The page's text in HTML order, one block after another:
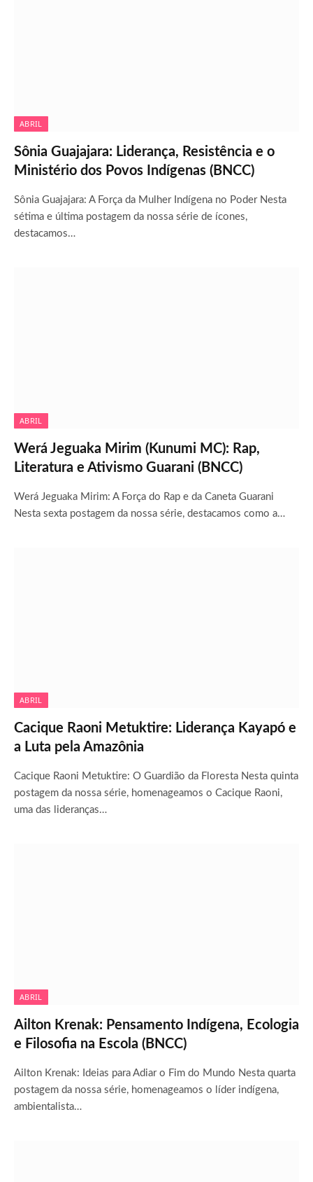
ABRIL
Sônia Guajajara: Liderança, Resistência e o
Ministério dos Povos Indígenas (BNCC)
Sônia Guajajara: A Força da Mulher Indígena no Poder Nesta
sétima e última postagem da nossa série de ícones,
destacamos…
ABRIL
Werá Jeguaka Mirim (Kunumi MC): Rap,
Literatura e Ativismo Guarani (BNCC)
Werá Jeguaka Mirim: A Força do Rap e da Caneta Guarani
Nesta sexta postagem da nossa série, destacamos como a…
ABRIL
Cacique Raoni Metuktire: Liderança Kayapó e
a Luta pela Amazônia
Cacique Raoni Metuktire: O Guardião da Floresta Nesta quinta
postagem da nossa série, homenageamos o Cacique Raoni,
uma das lideranças…
ABRIL
Ailton Krenak: Pensamento Indígena, Ecologia
e Filosofia na Escola (BNCC)
Ailton Krenak: Ideias para Adiar o Fim do Mundo Nesta quarta
postagem da nossa série, homenageamos o líder indígena,
ambientalista…